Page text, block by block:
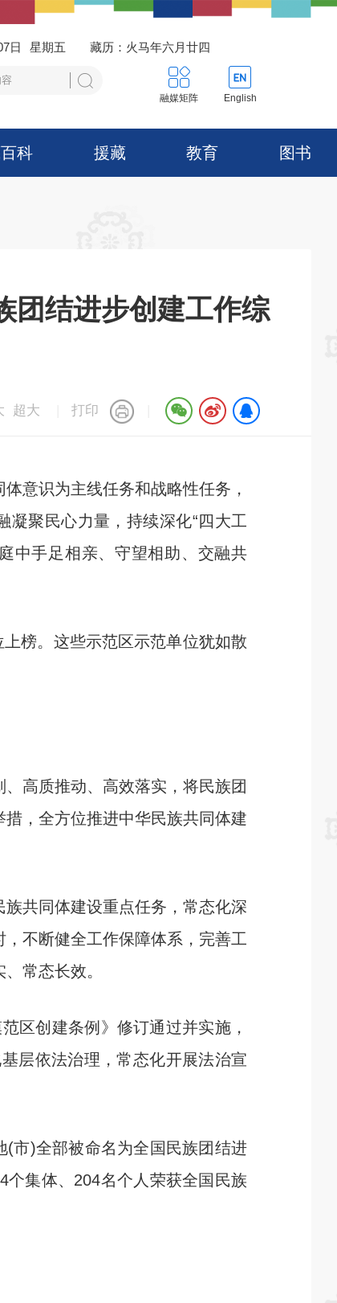
日 星期五 藏历：火马年六月廿四
融媒矩阵 English
科 援藏 教育 图书
结进步创建工作综
超大 打印
意识为主线任务和战略性任务，
凝聚民心力量，持续深化“四大工
中手足相亲、守望相助、交融共
榜。这些示范区示范单位犹如散
高质推动、高效落实，将民族团
，全方位推进中华民族共同体建
共同体建设重点任务，常态化深
不断健全工作保障体系，完善工
常态长效。
创建条例》修订通过并实施，
层依法治理，常态化开展法治宣
)全部被命名为全国民族团结进
集体、204名个人荣获全国民族